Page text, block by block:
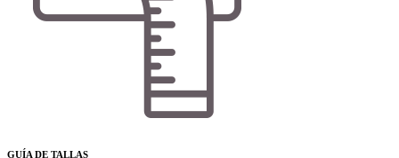
GUÍA DE TALLAS